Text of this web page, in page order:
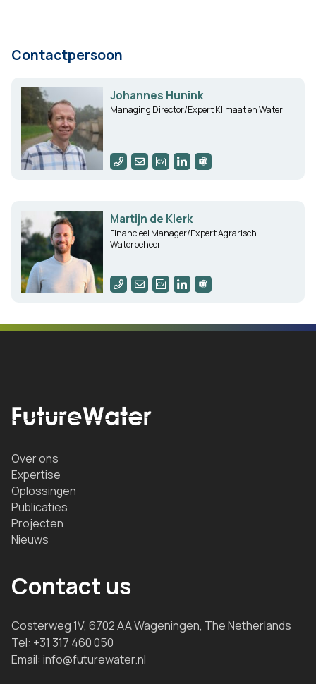
Contactpersoon
Johannes Hunink
Managing Director/Expert Klimaat en Water
Martijn de Klerk
Financieel Manager/Expert Agrarisch
Waterbeheer
Over ons
Expertise
Oplossingen
Publicaties
Projecten
Nieuws
Contact us
Costerweg 1V, 6702 AA Wageningen, The Netherlands
Tel: +31 317 460 050
Email: info@futurewater.nl